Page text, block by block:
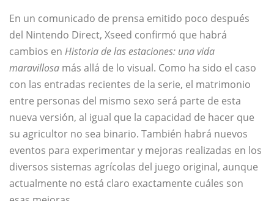
En un comunicado de prensa emitido poco después
del Nintendo Direct, Xseed confirmó que habrá
cambios en Historia de las estaciones: una vida
maravillosa más allá de lo visual. Como ha sido el caso
con las entradas recientes de la serie, el matrimonio
entre personas del mismo sexo será parte de esta
nueva versión, al igual que la capacidad de hacer que
su agricultor no sea binario. También habrá nuevos
eventos para experimentar y mejoras realizadas en los
diversos sistemas agrícolas del juego original, aunque
actualmente no está claro exactamente cuáles son